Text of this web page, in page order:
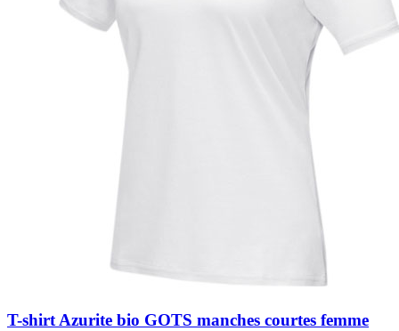
T-shirt Azurite bio GOTS manches courtes femme